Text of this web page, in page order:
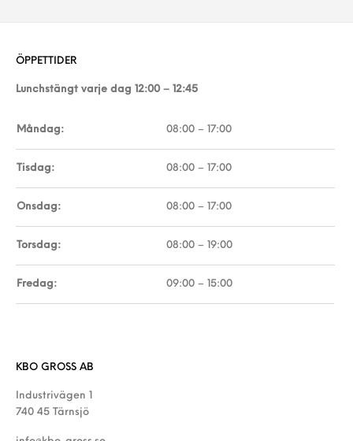
ÖPPETTIDER
Lunchstängt varje dag 12:00 – 12:45
Måndag: 08:00 – 17:00
Tisdag: 08:00 – 17:00
Onsdag: 08:00 – 17:00
Torsdag: 08:00 – 19:00
Fredag: 09:00 – 15:00
KBO GROSS AB
Industrivägen 1
740 45 Tärnsjö